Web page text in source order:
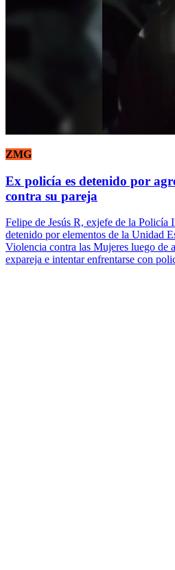
ZMG
Ex policía es detenido por
contra su pareja
Felipe de Jesús R, exjefe de la Policía
detenido por elementos de la Unidad
Violencia contra las Mujeres luego de
expareja e intentar enfrentarse con